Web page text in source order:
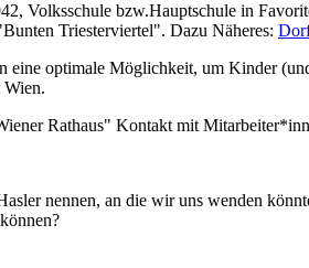
Volksschule bzw.Hauptschule in
Triesterviertel". Dazu Näheres:
optimale Möglichkeit, um Kinder
Wien.
Rathaus" Kontakt mit
nennen, an die wir uns wenden